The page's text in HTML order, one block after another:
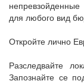
для любого вид
Откройте лично
Разследвайте
Запознайте се